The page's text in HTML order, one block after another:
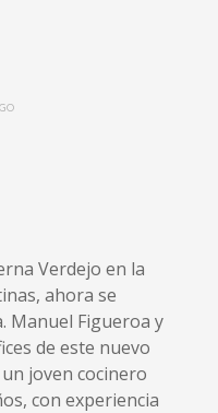
Verdejo en la
ahora se
Manuel Figueroa y
de este nuevo
joven cocinero
con experiencia